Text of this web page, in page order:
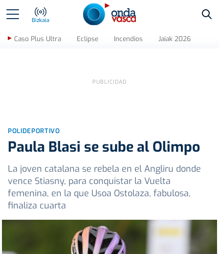
Bizkaia
Caso Plus Ultra Eclipse Incendios Jaiak 2026
POLIDEPORTIVO
Paula Blasi se sube al Olimpo
La joven catalana se rebela en el Angliru donde
vence Stiasny, para conquistar la Vuelta
femenina, en la que Usoa Ostolaza, fabulosa,
finaliza cuarta